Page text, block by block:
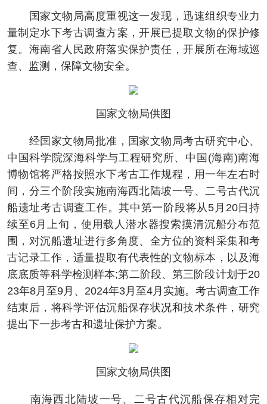
国家文物局高度重视这一发现，迅速组织专业力
量制定水下考古调查方案，开展已提取文物的保护修
复。海南省人民政府落实保护责任，开展所在海域巡
查、监测，保障文物安全。
国家文物局供图
经国家文物局批准，国家文物局考古研究中心、
中国科学院深海科学与工程研究所、中国(海南)南海
博物馆将严格按照水下考古工作规程，用一年左右时
间，分三个阶段实施南海西北陆坡一号、二号古代沉
船遗址考古调查工作。其中第一阶段将从5月20日持
续至6月上旬，使用载人潜水器搜索摸清沉船分布范
围，对沉船遗址进行多角度、全方位的资料采集和考
古记录工作，适量提取有代表性的文物标本，以及海
底底质等科学检测样本;第二阶段、第三阶段计划于20
23年8月至9月、2024年3月至4月实施。考古调查工作
结束后，将科学评估沉船保存状况和技术条件，研究
提出下一步考古和遗址保护方案。
国家文物局供图
南海西北陆坡一号、二号古代沉船保存相对完